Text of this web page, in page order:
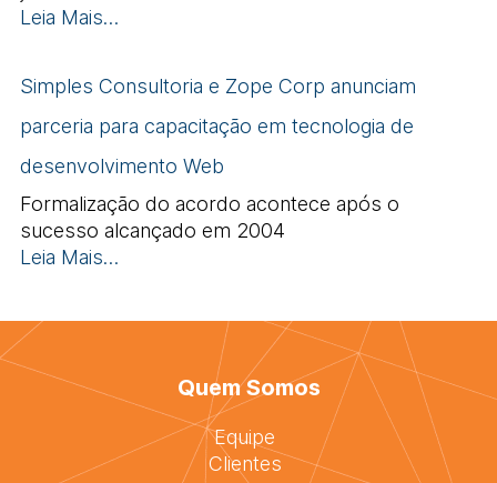
Leia Mais…
Simples Consultoria e Zope Corp anunciam
parceria para capacitação em tecnologia de
desenvolvimento Web
Formalização do acordo acontece após o
sucesso alcançado em 2004
Leia Mais…
Quem Somos
Equipe
Clientes